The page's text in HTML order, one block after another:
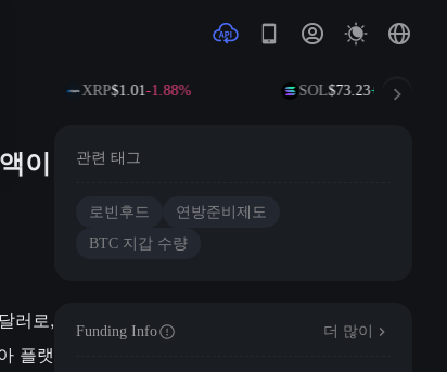
XRP$1.01-1.88% SOL$73.23+0.69%
이
러로,
플랫
관련 태그
로빈후드
연방준비제도
BTC 지갑 수량
Funding Info 더 많이